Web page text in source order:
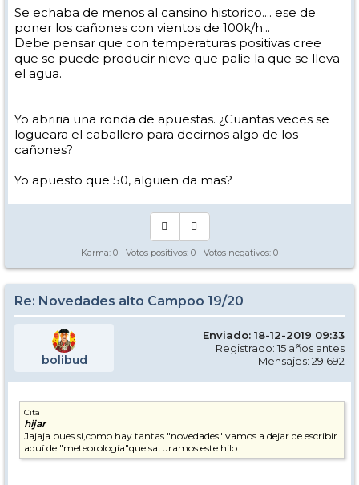
Se echaba de menos al cansino historico.... ese de
poner los cañones con vientos de 100k/h...
Debe pensar que con temperaturas positivas cree
que se puede producir nieve que palie la que se lleva
el agua.
Yo abriria una ronda de apuestas. ¿Cuantas veces se
logueara el caballero para decirnos algo de los
cañones?
Yo apuesto que 50, alguien da mas?
Karma: 0 - Votos positivos: 0 - Votos negativos: 0
Re: Novedades alto Campoo 19/20
bolibud
Enviado: 18-12-2019 09:33
Registrado: 15 años antes
Mensajes: 29.692
Cita
hijar
Jajaja pues si,como hay tantas "novedades" vamos a dejar de escribir
aquí de "meteorología"que saturamos este hilo